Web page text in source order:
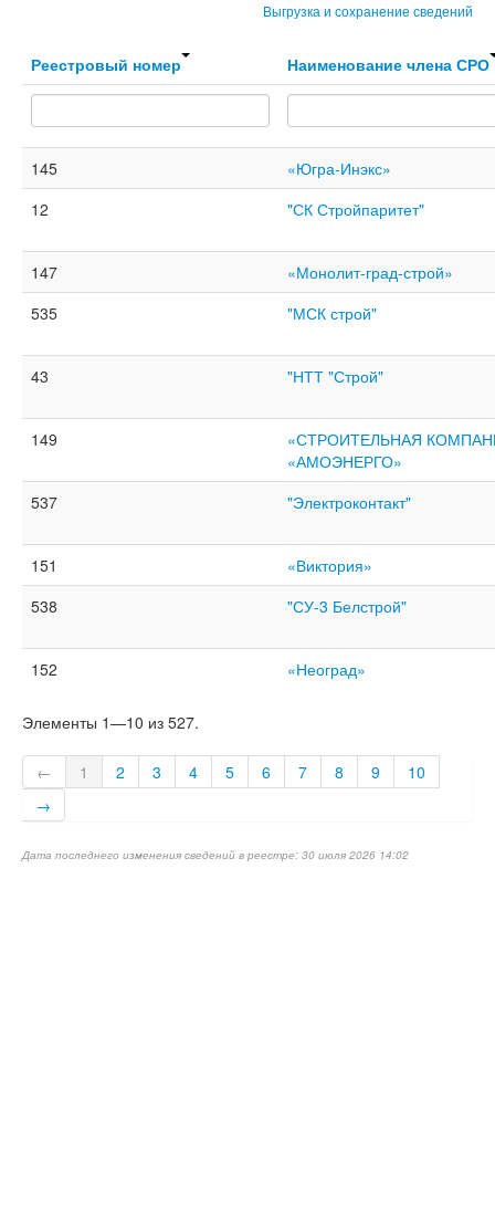
Выгрузка и сохранение сведений
Реестровый номер Наименование члена СРО
145
«Югра-Инэкс»
12
"СК Стройпаритет"
147
«Монолит-град-строй»
535
"МСК строй"
43 "НТТ "Строй"
149
«СТРОИТЕЛЬНАЯ
«АМОЭНЕРГО»
537
"Электроконтакт"
151
«Виктория»
538
"СУ-3 Белстрой"
152 «Неоград»
Элементы 1—10 из 527.
← 1 2 3 4 5 6 7 8 9
10
→
Дата последнего изменения сведений в реестре: 30 июля 2026 14:02